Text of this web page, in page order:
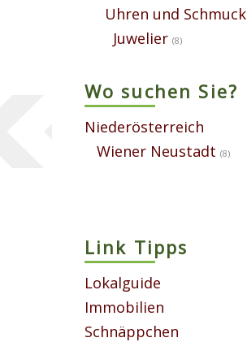
Uhren und Schmuck
Juwelier (8)
Wo suchen Sie?
Niederösterreich
Wiener Neustadt (8)
Link Tipps
Lokalguide
Immobilien
Schnäppchen